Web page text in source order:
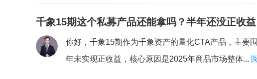
千象15期这个私募产品还能拿吗？半年还没正收
你好，千象15期作为千象资产的量化CTA产品，主要
年未实现正收益，核心原因是2025年商品市场整体...